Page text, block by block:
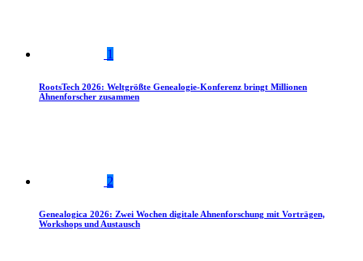
1
RootsTech 2026: Weltgrößte Genealogie-Konferenz bringt Millionen
Ahnenforscher zusammen
2
Genealogica 2026: Zwei Wochen digitale Ahnenforschung mit Vorträgen,
Workshops und Austausch